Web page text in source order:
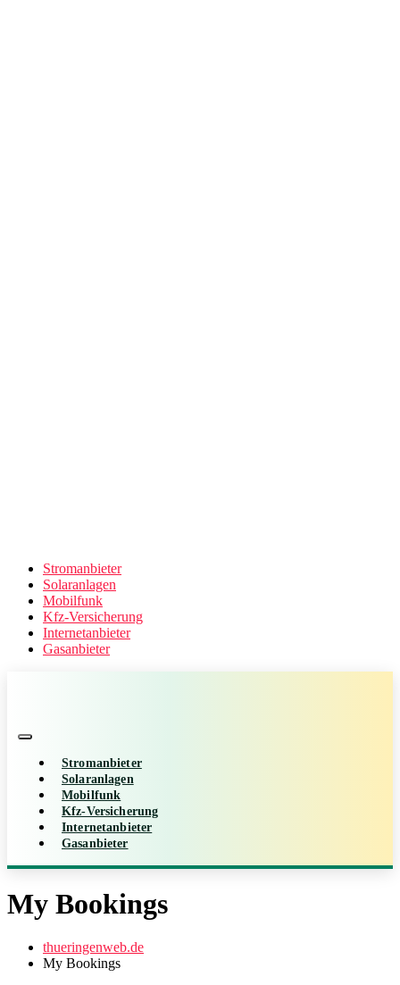
Stromanbieter
Solaranlagen
Mobilfunk
Kfz-Versicherung
Internetanbieter
Gasanbieter
Stromanbieter
Solaranlagen
Mobilfunk
Kfz-Versicherung
Internetanbieter
Gasanbieter
My Bookings
thueringenweb.de
My Bookings